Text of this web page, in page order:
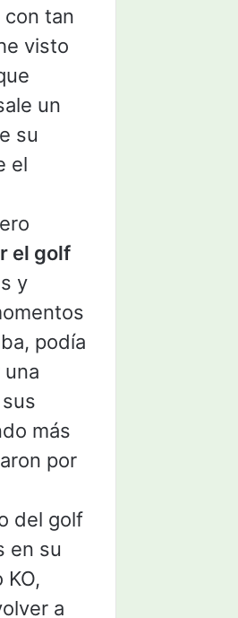
con tan
visto
un
su
el
el golf
y
podía
más
por
del golf
en su
a